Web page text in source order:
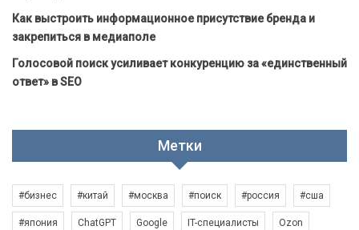
Как выстроить информационное присутствие бренда и
закрепиться в медиаполе
Голосовой поиск усиливает конкуренцию за «единственный
ответ» в SEO
Метки
#бизнес #китай #москва #поиск #россия #сша
#япония ChatGPT Google IT-специалисты Ozon